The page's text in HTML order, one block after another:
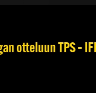
otteluun TPS –